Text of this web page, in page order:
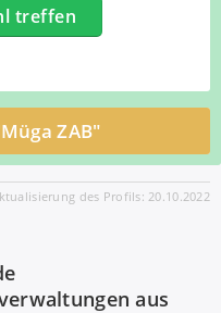
treffen
Müga ZAB"
des Profils: 20.10.2022
aus